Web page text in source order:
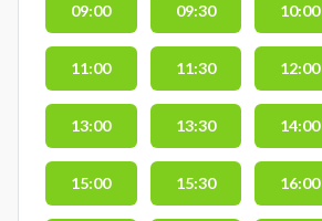
09:00 09:30 10:00
11:00 11:30 12:00
13:00 13:30 14:00
15:00 15:30 16:00